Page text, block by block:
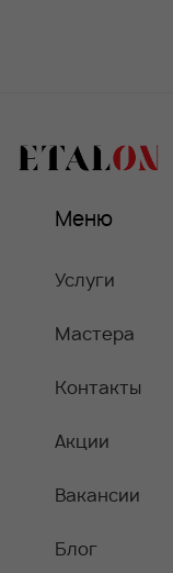
Меню
Услуги
Мастера
Контакты
Акции
Вакансии
Блог